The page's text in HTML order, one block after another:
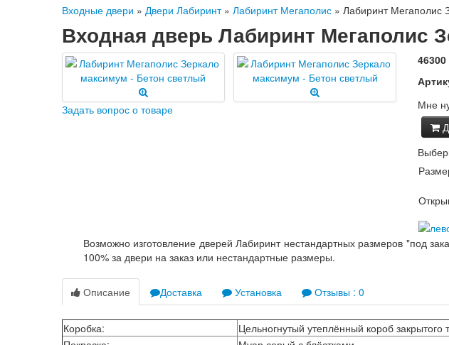
Входные двери » Двери Лабиринт» Лабиринт Мегаполис » Лабиринт Мегаполис
Входная дверь Лабиринт Мегаполис
Задать вопрос о товаре
Мне
Возможно изготовление дверей Лабиринт нестандартных размеров "под
100% за двери на заказ или нестандартные размеры.
Описание Доставка Установка Отзывы : 0
Коробка:
Цельногнутый утеплённый короб закрытого